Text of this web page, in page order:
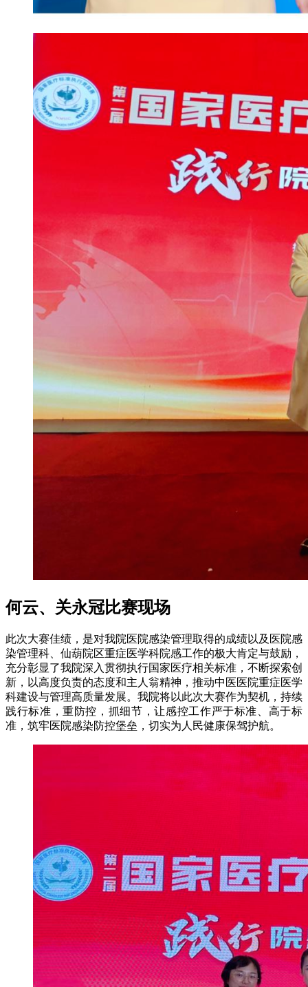
何云、关永冠比赛现场
此次大赛佳绩，是对我院医院感染管理取得的成绩以及医院感
染管理科、仙葫院区重症医学科院感工作的极大肯定与鼓励，
充分彰显了我院深入贯彻执行国家医疗相关标准，不断探索创
新，以高度负责的态度和主人翁精神，推动中医医院重症医学
科建设与管理高质量发展。我院将以此次大赛作为契机，持续
践行标准，重防控，抓细节，让感控工作严于标准、高于标
准，筑牢医院感染防控堡垒，切实为人民健康保驾护航。